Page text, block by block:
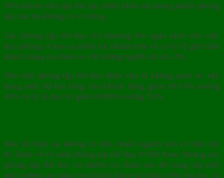
56% thành viên tập thể dục được khảo sát mong muốn phòng
tập của họ không có vi trùng.
Các phòng tập thể dục chi khoảng 4% ngân sách cho việc
dọn phòng sẽ tạo ra nhiều lợi nhuận hơn và có tỷ lệ giữ chân
khách hàng cao hơn so với những người chỉ chi 3%.
Nếu một phòng tập thể dục được cho là không sạch sẽ, xếp
hạng mức độ hài lòng của khách hàng giảm từ 83% xuống
43% và tỷ lệ duy trì giảm từ 90% xuống 52%.
Mặc dù hiện tại không có tiêu chuẩn ngành nào có hiệu lực
thi hành về vệ sinh phòng tập thể dục ở Việt Nam. Nhưng các
phòng tập thể dục có nhiệm vụ chăm sóc để cung cấp một
môi trường an toàn cho khách hàng và nhân viên của họ, và